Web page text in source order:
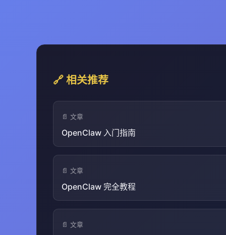
🔗 相关推荐
📄 文章
OpenClaw 入门指南
📄 文章
OpenClaw 完全教程
📄 文章